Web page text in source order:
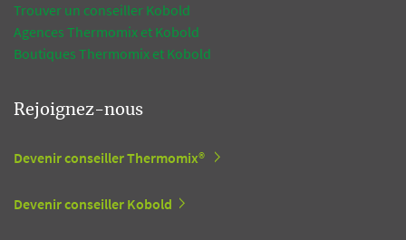
Trouver un conseiller Kobold
Agences Thermomix et Kobold
Boutiques Thermomix et Kobold
Rejoignez-nous
Devenir conseiller Thermomix®
Devenir conseiller Kobold